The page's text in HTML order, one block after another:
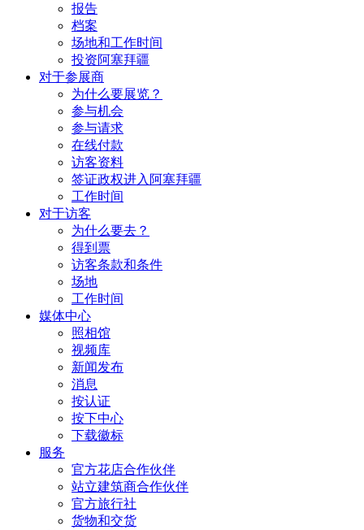
报告
档案
场地和工作时间
投资阿塞拜疆
对于参展商
为什么要展览？
参与机会
参与请求
在线付款
访客资料
签证政权进入阿塞拜疆
工作时间
对于访客
为什么要去？
得到票
访客条款和条件
场地
工作时间
媒体中心
照相馆
视频库
新闻发布
消息
按认证
按下中心
下载徽标
服务
官方花店合作伙伴
站立建筑商合作伙伴
官方旅行社
货物和交货